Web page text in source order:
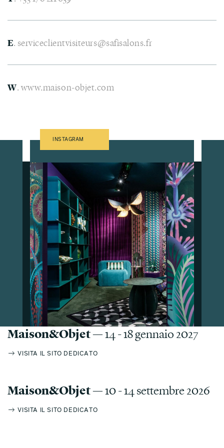
E. serviceclientvisiteurs@safisalons.fr
W. www.maison-objet.com
INSTAGRAM
Maison&Objet— 14 - 18 gennaio 2027
VISITA IL SITO DEDICATO
Maison&Objet— 10 - 14 settembre 2026
VISITA IL SITO DEDICATO